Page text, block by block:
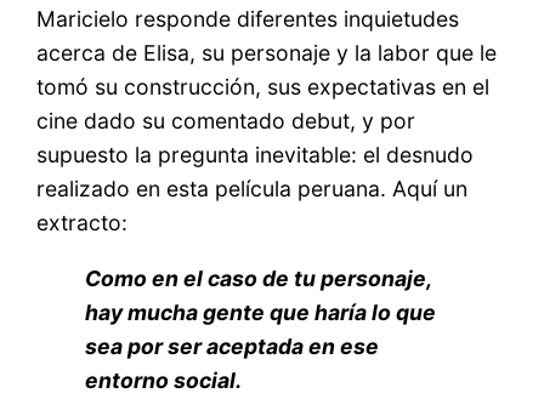
Maricielo responde diferentes inquietudes
acerca de Elisa, su personaje y la labor que le
tomó su construcción, sus expectativas en el
cine dado su comentado debut, y por
supuesto la pregunta inevitable: el desnudo
realizado en esta película peruana. Aquí un
extracto:
Como en el caso de tu personaje,
hay mucha gente que haría lo que
sea por ser aceptada en ese
entorno social.